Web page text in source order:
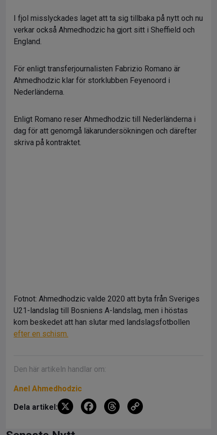
I fjol misslyckades laget att ta sig tillbaka på nytt och nu
verkar också Ahmedhodzic ha gjort sitt i Sheffield och
England.
För enligt transferjournalisten Fabrizio Romano är
Ahmedhodzic klar för storklubben Feyenoord i
Nederländerna.
Enligt Romano reser Ahmedhodzic till Nederländerna i
dag för att genomgå läkarundersökningen och därefter
skriva på kontraktet.
Fotnot: Ahmedhodzic valde 2020 att byta från Sveriges
U21-landslag till Bosniens A-landslag, men i höstas
kom beskedet att han slutar med landslagsfotbollen
efter en schism.
Den här artikeln handlar om:
Anel Ahmedhodzic
Dela artikel:
X
F
T